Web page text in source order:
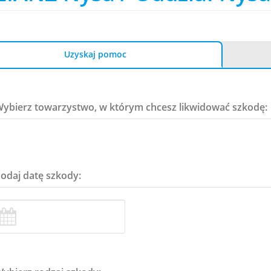
Uzyskaj pomoc
towarzystwo, w którym chcesz likwidować szkodę:
datę szkody: